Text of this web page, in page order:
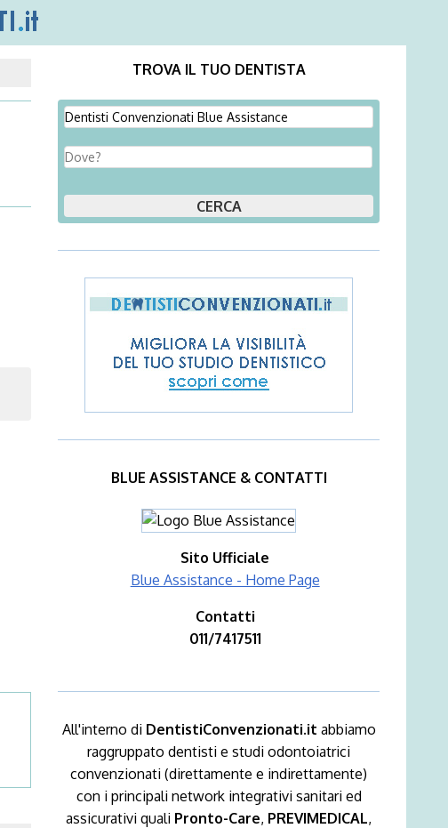
TROVA IL TUO DENTISTA
BLUE ASSISTANCE & CONTATTI
Sito Ufficiale
Blue Assistance - Home Page
Contatti
011/7417511
All'interno di DentistiConvenzionati.it abbiamo
raggruppato dentisti e studi odontoiatrici
convenzionati (direttamente e indirettamente)
con i principali network integrativi sanitari ed
assicurativi quali Pronto-Care, PREVIMEDICAL,